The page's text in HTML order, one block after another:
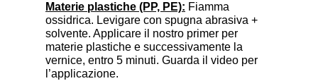
Materie plastiche (PP, PE): Fiamma
ossidrica. Levigare con spugna abrasiva +
solvente. Applicare il nostro primer per
materie plastiche e successivamente la
vernice, entro 5 minuti. Guarda il video per
l’applicazione.